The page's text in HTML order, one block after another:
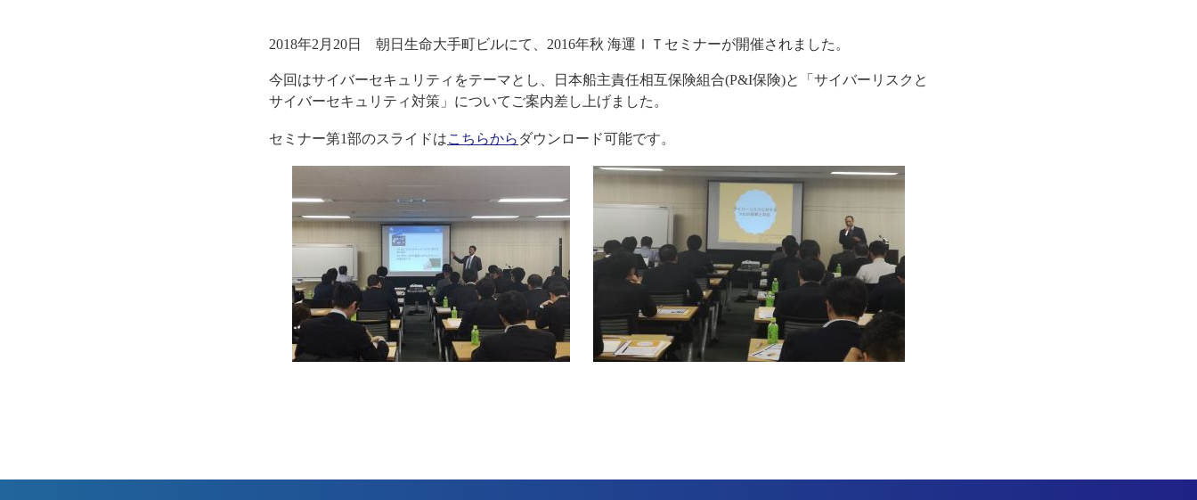
2018年2月20日 朝日生命大手町ビルにて、2016年秋 海運ＩＴセミナーが開催されました。
今回はサイバーセキュリティをテーマとし、日本船主責任相互保険組合(P&I保険)と「サイバーリスクと
サイバーセキュリティ対策」についてご案内差し上げました。
セミナー第1部のスライドはこちらから ダウンロード可能です。